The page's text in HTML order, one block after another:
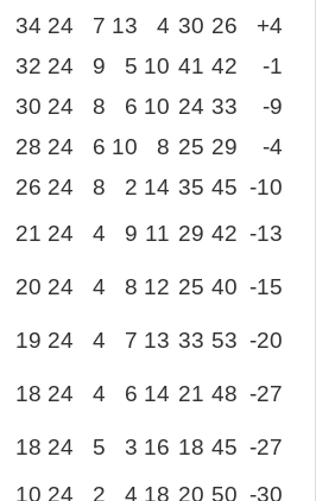
34 24 7 13 4 30 26
+4
32 24 9 5 10 41 42
-1
30 24 8 6 10 24 33
-9
28 24 6 10 8 25 29
-4
26 24 8 2 14 35 45 -10
21 24 4 9 11 29 42 -13
20 24 4 8 12 25 40 -15
19 24 4 7 13 33 53 -20
18 24 4 6 14 21 48 -27
18 24 5 3 16 18 45 -27
10 24 2 4 18 20 50 -30